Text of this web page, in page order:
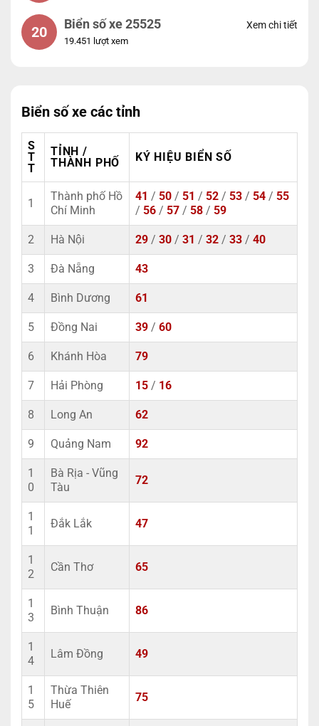
20 Biển số xe 25525
19.451 lượt xem
Xem chi tiết
Biển số xe các tỉnh
S
T
T
TỈNH /
THÀNH PHỐ
KÝ HIỆU BIỂN SỐ
1
Thành phố Hồ
Chí Minh
41 / 50 / 51 / 52 / 53 / 54 / 55
/ 56 / 57 / 58 / 59
2 Hà Nội 29 / 30 / 31 / 32 / 33 / 40
3 Đà Nẵng 43
4 Bình Dương 61
5 Đồng Nai 39 / 60
6 Khánh Hòa 79
7 Hải Phòng 15 / 16
8 Long An 62
9 Quảng Nam 92
1
0
Bà Rịa - Vũng
Tàu
72
1
1
Đắk Lắk 47
1
2
Cần Thơ 65
1
3
Bình Thuận 86
1
4
Lâm Đồng 49
1
5
Thừa Thiên
Huế
75